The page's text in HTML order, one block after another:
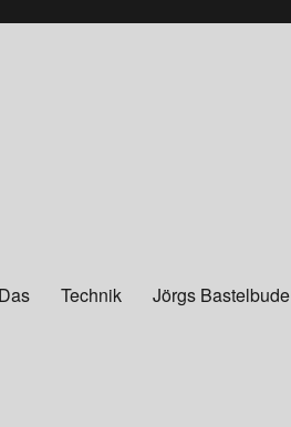
Technik Jörgs Bastelbude